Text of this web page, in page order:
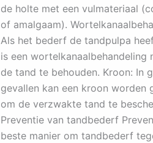
de holte met een vulmateriaal
of amalgaam).
Als het bederf de tandpulpa
is een wortelkanaalbehandeling
de tand te behouden. Kroon: In
gevallen kan een kroon worden
om de verzwakte tand te
Preventie van tandbederf
beste manier om tandbederf